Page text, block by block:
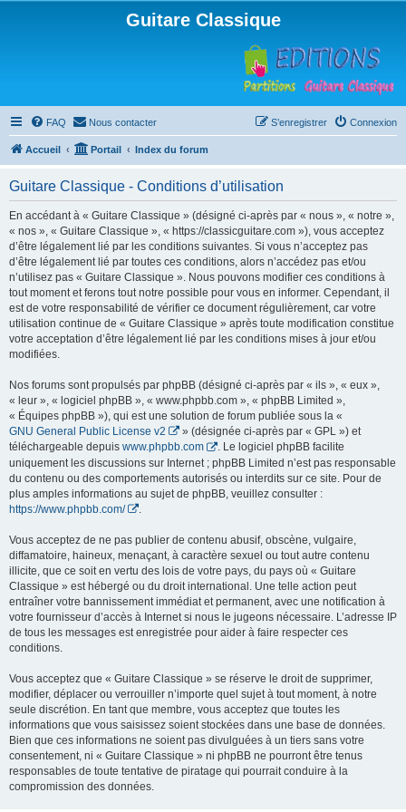
Guitare Classique
FAQ Nous contacter Connexion
S’enregistrer
Accueil Portail Index du forum
Guitare Classique - Conditions d’utilisation
En accédant à « Guitare Classique » (désigné ci-après par « nous », « notre »,
« nos », « Guitare Classique », « https://classicguitare.com »), vous acceptez
d’être légalement lié par les conditions suivantes. Si vous n’acceptez pas
d’être légalement lié par toutes ces conditions, alors n’accédez pas et/ou
n’utilisez pas « Guitare Classique ». Nous pouvons modifier ces conditions à
tout moment et ferons tout notre possible pour vous en informer. Cependant, il
est de votre responsabilité de vérifier ce document régulièrement, car votre
utilisation continue de « Guitare Classique » après toute modification constitue
votre acceptation d’être légalement lié par les conditions mises à jour et/ou
modifiées.
Nos forums sont propulsés par phpBB (désigné ci-après par « ils », « eux »,
« leur », « logiciel phpBB », « www.phpbb.com », « phpBB Limited »,
« Équipes phpBB »), qui est une solution de forum publiée sous la «
GNU General Public License v2
» (désignée ci-après par « GPL ») et
téléchargeable depuis www.phpbb.com
. Le logiciel phpBB facilite
uniquement les discussions sur Internet ; phpBB Limited n’est pas responsable
du contenu ou des comportements autorisés ou interdits sur ce site. Pour de
plus amples informations au sujet de phpBB, veuillez consulter :
https://www.phpbb.com/
Vous acceptez de ne pas publier de contenu abusif, obscène, vulgaire,
diffamatoire, haineux, menaçant, à caractère sexuel ou tout autre contenu
illicite, que ce soit en vertu des lois de votre pays, du pays où « Guitare
Classique » est hébergé ou du droit international. Une telle action peut
entraîner votre bannissement immédiat et permanent, avec une notification à
votre fournisseur d’accès à Internet si nous le jugeons nécessaire. L’adresse IP
de tous les messages est enregistrée pour aider à faire respecter ces
conditions.
Vous acceptez que « Guitare Classique » se réserve le droit de supprimer,
modifier, déplacer ou verrouiller n’importe quel sujet à tout moment, à notre
seule discrétion. En tant que membre, vous acceptez que toutes les
informations que vous saisissez soient stockées dans une base de données.
Bien que ces informations ne soient pas divulguées à un tiers sans votre
consentement, ni « Guitare Classique » ni phpBB ne pourront être tenus
responsables de toute tentative de piratage qui pourrait conduire à la
compromission des données.